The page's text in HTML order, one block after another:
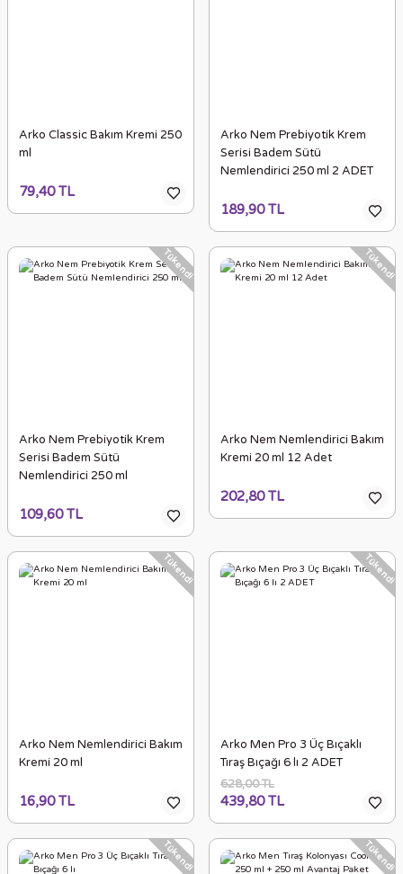
Arko Classic Bakım Kremi 250
ml
79,40 TL
Arko Nem Prebiyotik Krem
Serisi Badem Sütü
Nemlendirici 250 ml 2 ADET
189,90 TL
Tükendi
Arko Nem Prebiyotik Krem
Serisi Badem Sütü
Nemlendirici 250 ml
109,60 TL
Tükendi
Arko Nem Nemlendirici Bakım
Kremi 20 ml 12 Adet
202,80 TL
Tükendi
Arko Nem Nemlendirici Bakım
Kremi 20 ml
16,90 TL
Tükendi
Arko Men Pro 3 Üç Bıçaklı
Tıraş Bıçağı 6 lı 2 ADET
628,00 TL
439,80 TL
Tükendi Tükendi